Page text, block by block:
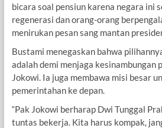
bicara soal pensiun karena negara ini
regenerasi dan orang-orang
menirukan pesan sang mantan
Bustami menegaskan bahwa
adalah demi menjaga kesinambungan
Jokowi. Ia juga membawa misi besar
pemerintahan ke depan.
“Pak Jokowi berharap Dwi Tunggal
tuntas bekerja. Kita harus kompak,